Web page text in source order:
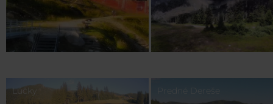
Lúčky Predné Dereše